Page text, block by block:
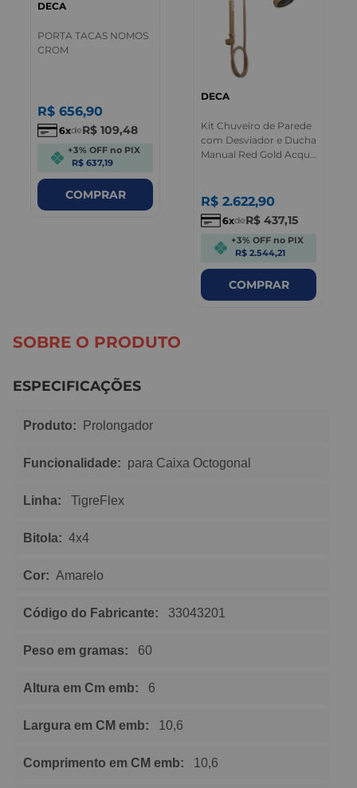
DECA
PORTA TACAS NOMOS
CROM
R$ 656,90
6 deR$ 109,48
+3% OFF no PIX
R$ 637,19
COMPRAR
DECA
Kit Chuveiro de Parede
com Desviador e Ducha
Manual Red Gold Acqua
R$ 2.622,90
6 deR$ 437,15
+3% OFF no PIX
R$ 2.544,21
COMPRAR
SOBRE O PRODUTO
ESPECIFICAÇÕES
Produto: Prolongador
Funcionalidade: para Caixa Octogonal
Linha: TigreFlex
Bitola: 4x4
Cor: Amarelo
Código do Fabricante: 33043201
Peso em gramas: 60
Altura em Cm emb: 6
Largura em CM emb: 10,6
Comprimento em CM emb: 10,6